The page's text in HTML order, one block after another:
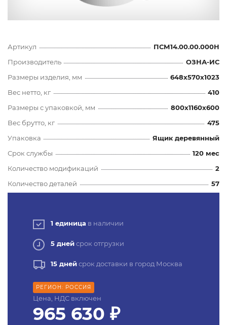
Артикул
ПСМ14.00.00.000Н
Производитель
ОЗНА-ИС
Размеры изделия, мм
648x570x1023
Вес нетто, кг
410
Размеры с упаковкой, мм
800x1160x600
Вес брутто, кг
475
Упаковка
Ящик деревянный
Срок службы
120 мес
Количество модификаций
2
Количество деталей
57
1 единица в наличии
5 днейсрок отгрузки
15 днейсрок доставки в город Москва
РЕГИОН: РОССИЯ
Цена, НДС включен
965 630 ₽